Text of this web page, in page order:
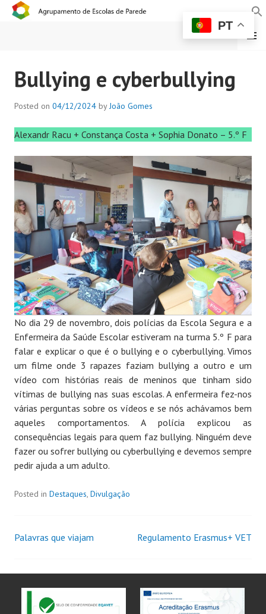
AGRUPAMENTO DE
ESCOLAS DE PAREDE
MENU
Bullying e cyberbullying
Posted on 04/12/2024 byJoão Gomes
Alexandr Racu + Constança Costa + Sophia Donato – 5.º F
No dia 29 de novembro, dois polícias da Escola Segura e a
Enfermeira da Saúde Escolar estiveram na turma 5.º F para
falar e explicar o que é o bullying e o cyberbullying. Vimos
um filme onde 3 rapazes faziam bullying a outro e um
vídeo com histórias reais de meninos que tinham sido
vítimas de bullying nas suas escolas. A enfermeira fez-nos
várias perguntas sobre os vídeos e se nós achávamos bem
aqueles comportamentos. A polícia explicou as
consequências legais para quem faz bullying. Ninguém deve
fazer ou sofrer bullying ou cyberbullying e devemos sempre
pedir ajuda a um adulto.
Posted in Destaques, Divulgação
Palavras que viajam Regulamento Erasmus+ VET
PT